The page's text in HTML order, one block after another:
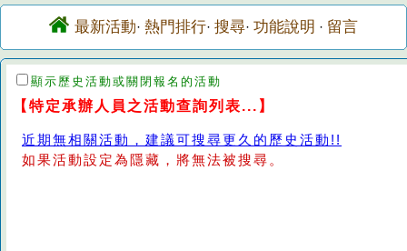
最新活動· 熱門排行· 搜尋· 功能說明 · 留言
顯示歷史活動或關閉報名的活動
【特定承辦人員之活動查詢列表...】
近期無相關活動，建議可搜尋更久的歷史活動!!
如果活動設定為隱藏，將無法被搜尋。